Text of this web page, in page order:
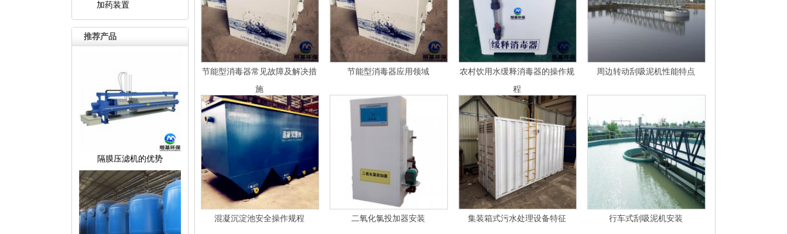
加药装置
推荐产品
隔膜压滤机的优势
节能型消毒器常见故障及解决措
施
节能型消毒器应用领域
农村饮用水缓释消毒器的操作规
程
周边转动刮吸泥机性能特点
混凝沉淀池安全操作规程 二氧化氯投加器安装 集装箱式污水处理设备特征 行车式刮吸泥机安装